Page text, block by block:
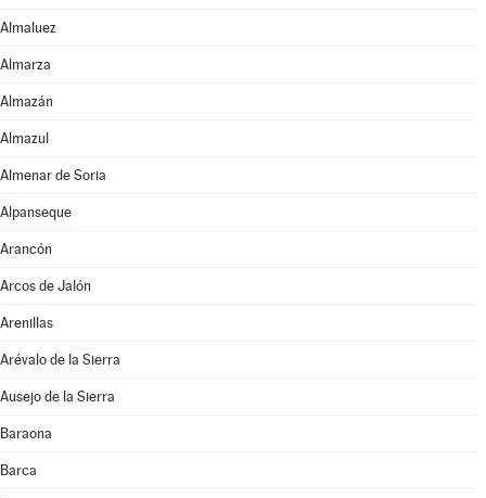
Almaluez
Almarza
Almazán
Almazul
Almenar de Soria
Alpanseque
Arancón
Arcos de Jalón
Arenillas
Arévalo de la Sierra
Ausejo de la Sierra
Baraona
Barca